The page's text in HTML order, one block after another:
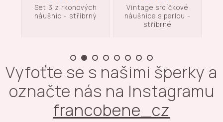
Set 3 zirkonových
náušnic - stříbrný
Vintage srdíčkové
náušnice s perlou -
stříbrné
Vyfoťte se s našimi šperky a
označte nás na Instagramu
francobene_cz